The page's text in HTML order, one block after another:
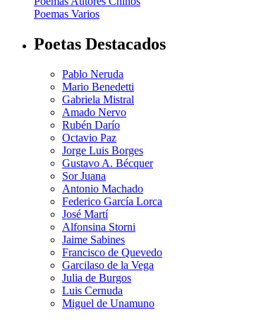
Poemas Varios
Poetas Destacados
Pablo Neruda
Mario Benedetti
Gabriela Mistral
Amado Nervo
Rubén Darío
Octavio Paz
Jorge Luis Borges
Gustavo A. Bécquer
Sor Juana
Antonio Machado
Federico García Lorca
José Martí
Alfonsina Storni
Jaime Sabines
Francisco de Quevedo
Garcilaso de la Vega
Julia de Burgos
Luis Cernuda
Miguel de Unamuno